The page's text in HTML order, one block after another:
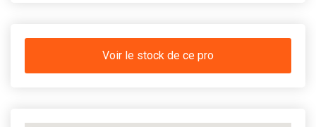
Voir le stock de ce pro